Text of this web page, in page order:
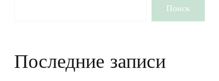
Поиск
Последние записи